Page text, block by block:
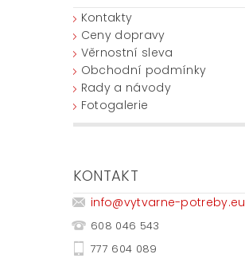
Kontakty
Ceny dopravy
Věrnostní sleva
Obchodní podmínky
Rady a návody
Fotogalerie
KONTAKT
info@vytvarne-potreby.eu
608 046 543
777 604 089